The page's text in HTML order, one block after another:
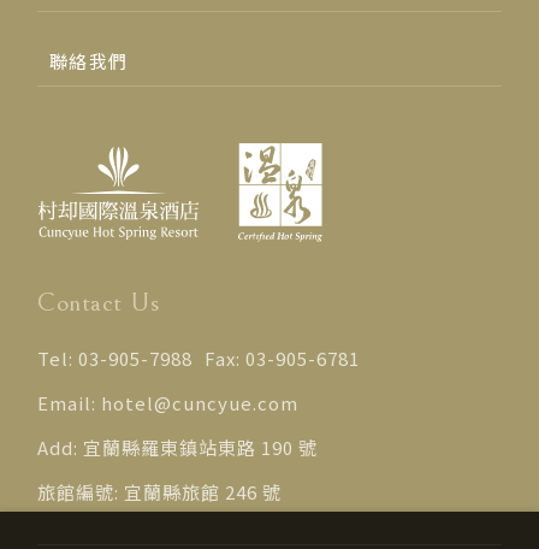
Contact Us
Tel: 03-905-7988 Fax: 03-905-6781
Email: hotel@cuncyue.com
Add: 宜蘭縣羅東鎮站東路 190 號
旅館編號: 宜蘭縣旅館 246 號
聯絡我們